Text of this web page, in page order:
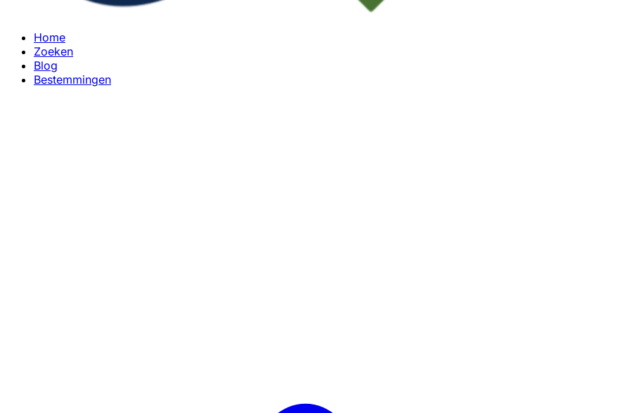
Home
Zoeken
Blog
Bestemmingen